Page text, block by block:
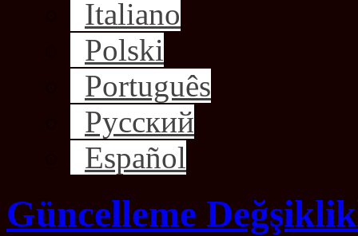
Italiano
Polski
Português
Русский
Español
Güncelleme